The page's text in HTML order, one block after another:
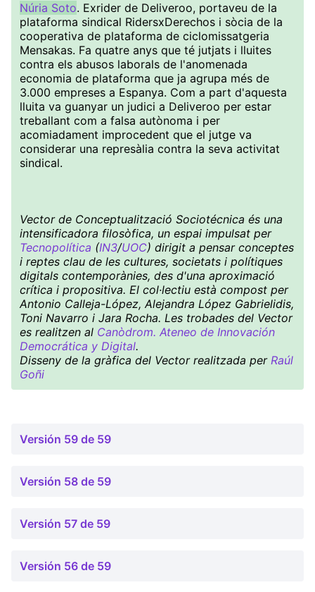
Núria Soto. Exrider de Deliveroo, portaveu de la
plataforma sindical RidersxDerechos i sòcia de la
cooperativa de plataforma de ciclomissatgeria
Mensakas. Fa quatre anys que té jutjats i lluites
contra els abusos laborals de l'anomenada
economia de plataforma que ja agrupa més de
3.000 empreses a Espanya. Com a part d'aquesta
lluita va guanyar un judici a Deliveroo per estar
treballant com a falsa autònoma i per
acomiadament improcedent que el jutge va
considerar una represàlia contra la seva activitat
sindical.
Vector de Conceptualització Sociotécnica és una
intensificadora filosòfica, un espai impulsat per
Tecnopolítica (IN3/UOC) dirigit a pensar conceptes
i reptes clau de les cultures, societats i polítiques
digitals contemporànies, des d'una aproximació
crítica i propositiva. El col·lectiu està compost per
Antonio Calleja-López, Alejandra López Gabrielidis,
Toni Navarro i Jara Rocha. Les trobades del Vector
es realitzen al Canòdrom. Ateneo de Innovación
Democrática y Digital.
Disseny de la gràfica del Vector realitzada per Raúl
Goñi
Versión 59 de 59
Versión 58 de 59
Versión 57 de 59
Versión 56 de 59